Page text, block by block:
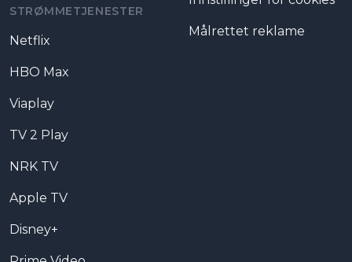
STRØMMETJENESTER
Netflix
HBO Max
Viaplay
TV 2 Play
NRK TV
Apple TV
Disney+
Målrettet reklame